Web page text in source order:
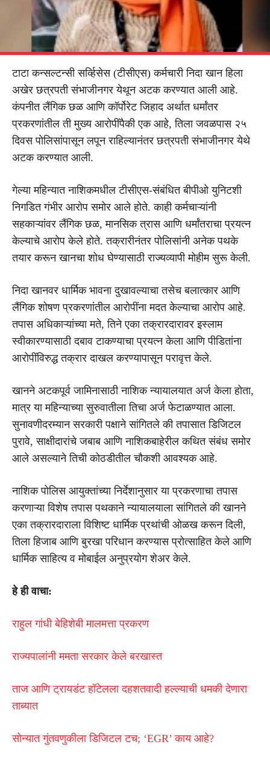
टाटा कन्सल्टन्सी सर्व्हिसेस (टीसीएस) कर्मचारी निदा खान हिला
अखेर छत्रपती संभाजीनगर येथून अटक करण्यात आली आहे.
कंपनीत लैंगिक छळ आणि कॉर्पोरेट जिहाद अर्थात धर्मांतर
प्रकरणांतील ती मुख्य आरोपींपैकी एक आहे, तिला जवळपास २५
दिवस पोलिसांपासून लपून राहिल्यानंतर छत्रपती संभाजीनगर येथे
अटक करण्यात आली.
गेल्या महिन्यात नाशिकमधील टीसीएस-संबंधित बीपीओ युनिटशी
निगडित गंभीर आरोप समोर आले होते. काही कर्मचाऱ्यांनी
सहकाऱ्यांवर लैंगिक छळ, मानसिक त्रास आणि धर्मांतराचा प्रयत्न
केल्याचे आरोप केले होते. तक्रारीनंतर पोलिसांनी अनेक पथके
तयार करून खानचा शोध घेण्यासाठी राज्यव्यापी मोहीम सुरू केली.
निदा खानवर धार्मिक भावना दुखावल्याचा तसेच बलात्कार आणि
लैंगिक शोषण प्रकरणांतील आरोपींना मदत केल्याचा आरोप आहे.
तपास अधिकाऱ्यांच्या मते, तिने एका तक्रारदारावर इस्लाम
स्वीकारण्यासाठी दबाव टाकण्याचा प्रयत्न केला आणि पीडितांना
आरोपींविरुद्ध तक्रार दाखल करण्यापासून परावृत्त केले.
खानने अटकपूर्व जामिनासाठी नाशिक न्यायालयात अर्ज केला होता,
मात्र या महिन्याच्या सुरुवातीला तिचा अर्ज फेटाळण्यात आला.
सुनावणीदरम्यान सरकारी पक्षाने सांगितले की तपासात डिजिटल
पुरावे, साक्षीदारांचे जबाब आणि नाशिकबाहेरील कथित संबंध समोर
आले असल्याने तिची कोठडीतील चौकशी आवश्यक आहे.
नाशिक पोलिस आयुक्तांच्या निर्देशानुसार या प्रकरणाचा तपास
करणाऱ्या विशेष तपास पथकाने न्यायालयाला सांगितले की खानने
एका तक्रारदाराला विशिष्ट धार्मिक प्रथांची ओळख करून दिली,
तिला हिजाब आणि बुरखा परिधान करण्यास प्रोत्साहित केले आणि
धार्मिक साहित्य व मोबाईल अनुप्रयोग शेअर केले.
हे ही वाचा:
राहुल गांधी बेहिशेबी मालमत्ता प्रकरण
राज्यपालांनी ममता सरकार केले बरखास्त
ताज आणि ट्रायडंट हॉटेलला दहशतवादी हल्ल्याची धमकी देणारा
ताब्यात
सोन्यात गुंतवणुकीला डिजिटल टच; ‘EGR’ काय आहे?